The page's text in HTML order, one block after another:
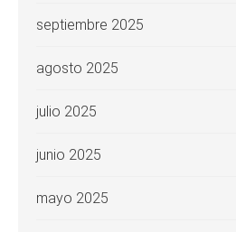
septiembre 2025
agosto 2025
julio 2025
junio 2025
mayo 2025